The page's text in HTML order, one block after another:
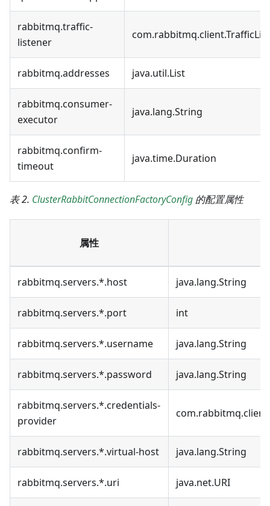
rabbitmq.traffic-
listener
rabbitmq.addresses java.util.List
rabbitmq.consumer-
executor
java.lang.String
rabbitmq.confirm-
timeout
java.time.Duration
表 2. ClusterRabbitConnectionFactoryConfig 的配置属性
属性
rabbitmq.servers.*.host java.lang.String
rabbitmq.servers.*.port int
rabbitmq.servers.*.username java.lang.String
rabbitmq.servers.*.password java.lang.String
rabbitmq.servers.*.credentials-
provider
rabbitmq.servers.*.virtual-host java.lang.String
rabbitmq.servers.*.uri java.net.URI